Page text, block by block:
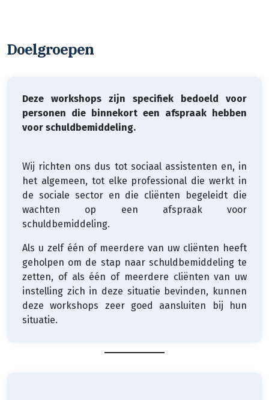
Doelgroepen
Deze workshops zijn specifiek bedoeld voor
personen die binnekort een afspraak hebben
voor schuldbemiddeling.
Wij richten ons dus tot sociaal assistenten en, in
het algemeen, tot elke professional die werkt in
de sociale sector en die cliënten begeleidt die
wachten op een afspraak voor
schuldbemiddeling.
Als u zelf één of meerdere van uw cliënten heeft
geholpen om de stap naar schuldbemiddeling te
zetten, of als één of meerdere cliënten van uw
instelling zich in deze situatie bevinden, kunnen
deze workshops zeer goed aansluiten bij hun
situatie.